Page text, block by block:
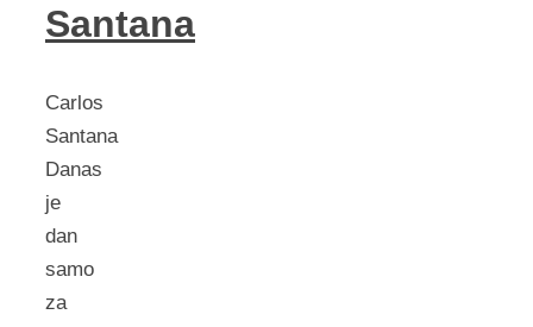
Santana
Carlos
Santana
Danas
je
dan
samo
za